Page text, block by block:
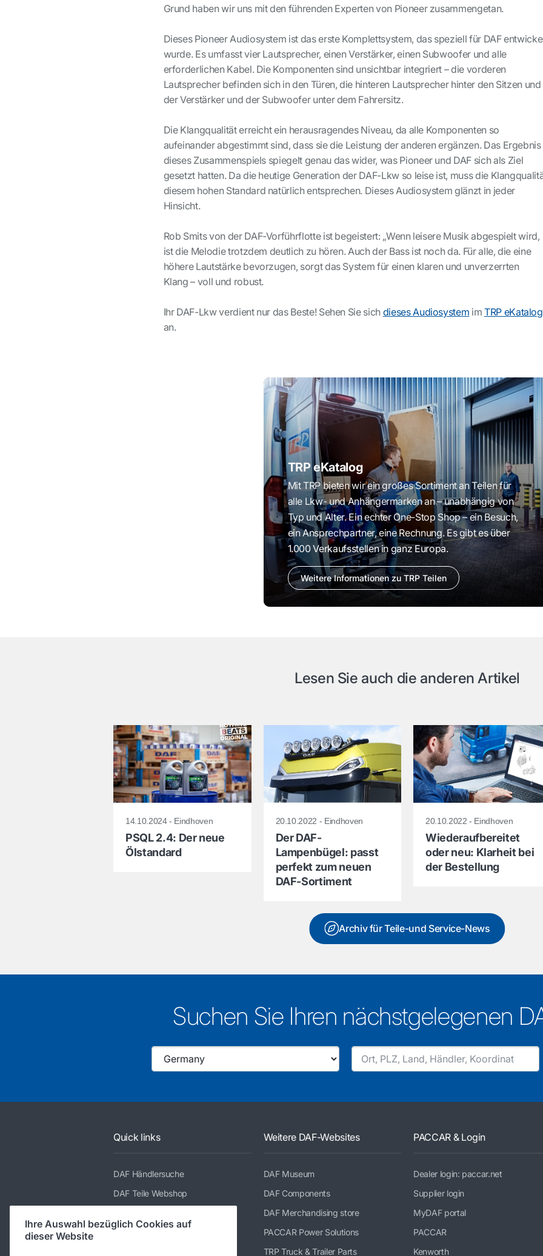
Grund haben wir uns mit den führenden Experten von Pioneer zusammengetan.
Dieses Pioneer Audiosystem ist das erste Komplettsystem, das speziell für DAF
wurde. Es umfasst vier Lautsprecher, einen Verstärker, einen Subwoofer und alle
erforderlichen Kabel. Die Komponenten sind unsichtbar integriert – die vorderen
Lautsprecher befinden sich in den Türen, die hinteren Lautsprecher hinter den Sitzen und
der Verstärker und der Subwoofer unter dem Fahrersitz.
Die Klangqualität erreicht ein herausragendes Niveau, da alle Komponenten so
aufeinander abgestimmt sind, dass sie die Leistung der anderen ergänzen. Das Ergebnis
dieses Zusammenspiels spiegelt genau das wider, was Pioneer und DAF sich als Ziel
gesetzt hatten. Da die heutige Generation der DAF-Lkw so leise ist, muss die
diesem hohen Standard natürlich entsprechen. Dieses Audiosystem glänzt in jeder
Hinsicht.
Rob Smits von der DAF-Vorführflotte ist begeistert: „Wenn leisere Musik abgespielt wird,
ist die Melodie trotzdem deutlich zu hören. Auch der Bass ist noch da. Für alle, die eine
höhere Lautstärke bevorzugen, sorgt das System für einen klaren und unverzerrten
Klang – voll und robust.
Ihr DAF-Lkw verdient nur das Beste! Sehen Sie sich dieses Audiosystem im TRP eKatalog
an.
TRP eKatalog
Mit TRP bieten wir ein großes Sortiment an Teilen für
alle Lkw- und Anhängermarken an – unabhängig von
Typ und Alter. Ein echter One-Stop Shop – ein Besuch,
ein Ansprechpartner, eine Rechnung. Es gibt es über
1.000 Verkaufsstellen in ganz Europa.
Weitere Informationen zu TRP Teilen
Lesen Sie auch die anderen Artikel
14.10.2024 - Eindhoven
PSQL 2.4: Der neue
Ölstandard
20.10.2022 - Eindhoven
Der DAF-
Lampenbügel: passt
perfekt zum neuen
DAF-Sortiment
20.10.2022 - Eindhoven
Wiederaufbereitet
oder neu: Klarheit bei
der Bestellung
Archiv für Teile-und Service-News
Suchen Sie Ihren nächstgelegenen
Quick links
DAF Händlersuche
DAF Teile Webshop
TRP katalog
Weitere DAF-Websites
DAF Museum
DAF Components
DAF Merchandising store
PACCAR Power Solutions
TRP Truck & Trailer Parts
PACCAR & Login
Dealer login: paccar.net
Supplier login
MyDAF portal
PACCAR
Kenworth
Ihre Auswahl bezüglich Cookies auf
dieser Website